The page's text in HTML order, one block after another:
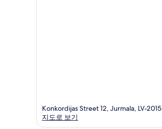
Konkordijas Street 12, Jurmala, LV-2015
지도로 보기